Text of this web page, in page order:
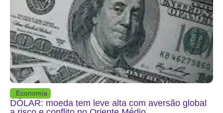
Economia
DÓLAR: moeda tem leve alta com aversão global